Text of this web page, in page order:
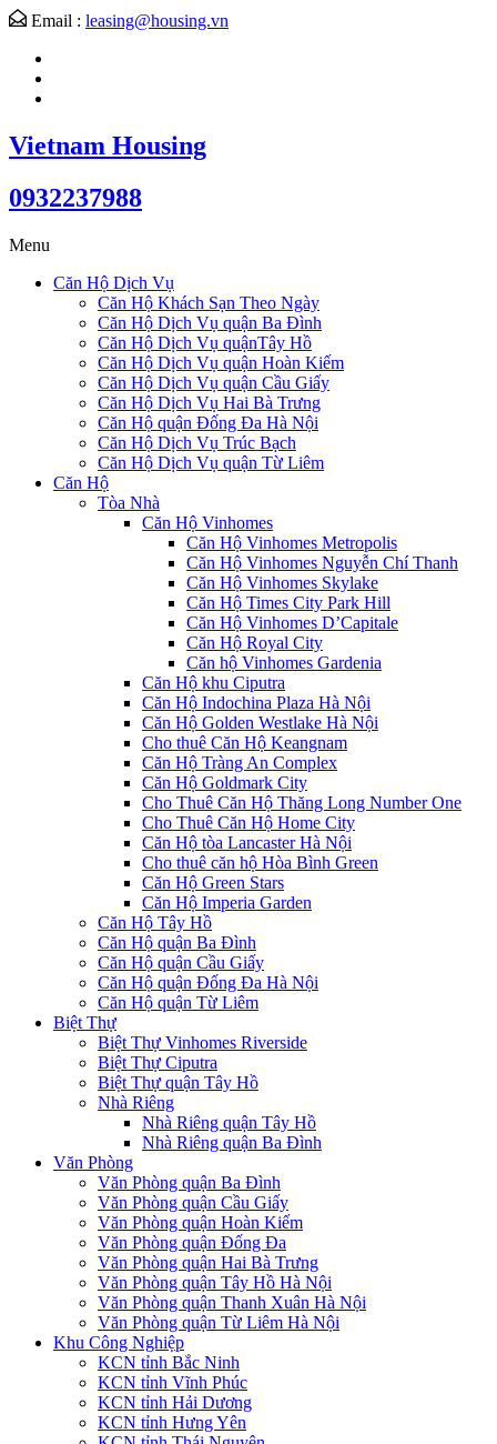
Email : leasing@housing.vn
Vietnam Housing
0932237988
Menu
Căn Hộ Dịch Vụ
Căn Hộ Khách Sạn Theo Ngày
Căn Hộ Dịch Vụ quận Ba Đình
Căn Hộ Dịch Vụ quậnTây Hồ
Căn Hộ Dịch Vụ quận Hoàn Kiếm
Căn Hộ Dịch Vụ quận Cầu Giấy
Căn Hộ Dịch Vụ Hai Bà Trưng
Căn Hộ quận Đống Đa Hà Nội
Căn Hộ Dịch Vụ Trúc Bạch
Căn Hộ Dịch Vụ quận Từ Liêm
Căn Hộ
Tòa Nhà
Căn Hộ Vinhomes
Căn Hộ Vinhomes Metropolis
Căn Hộ Vinhomes Nguyễn Chí Thanh
Căn Hộ Vinhomes Skylake
Căn Hộ Times City Park Hill
Căn Hộ Vinhomes D’Capitale
Căn Hộ Royal City
Căn hộ Vinhomes Gardenia
Căn Hộ khu Ciputra
Căn Hộ Indochina Plaza Hà Nội
Căn Hộ Golden Westlake Hà Nội
Cho thuê Căn Hộ Keangnam
Căn Hộ Tràng An Complex
Căn Hộ Goldmark City
Cho Thuê Căn Hộ Thăng Long Number One
Cho Thuê Căn Hộ Home City
Căn Hộ tòa Lancaster Hà Nội
Cho thuê căn hộ Hòa Bình Green
Căn Hộ Green Stars
Căn Hộ Imperia Garden
Căn Hộ Tây Hồ
Căn Hộ quận Ba Đình
Căn Hộ quận Cầu Giấy
Căn Hộ quận Đống Đa Hà Nội
Căn Hộ quận Từ Liêm
Biệt Thự
Biệt Thự Vinhomes Riverside
Biệt Thự Ciputra
Biệt Thự quận Tây Hồ
Nhà Riêng
Nhà Riêng quận Tây Hồ
Nhà Riêng quận Ba Đình
Văn Phòng
Văn Phòng quận Ba Đình
Văn Phòng quận Cầu Giấy
Văn Phòng quận Hoàn Kiếm
Văn Phòng quận Đống Đa
Văn Phòng quận Hai Bà Trưng
Văn Phòng quận Tây Hồ Hà Nội
Văn Phòng quận Thanh Xuân Hà Nội
Văn Phòng quận Từ Liêm Hà Nội
Khu Công Nghiệp
KCN tỉnh Bắc Ninh
KCN tỉnh Vĩnh Phúc
KCN tỉnh Hải Dương
KCN tỉnh Hưng Yên